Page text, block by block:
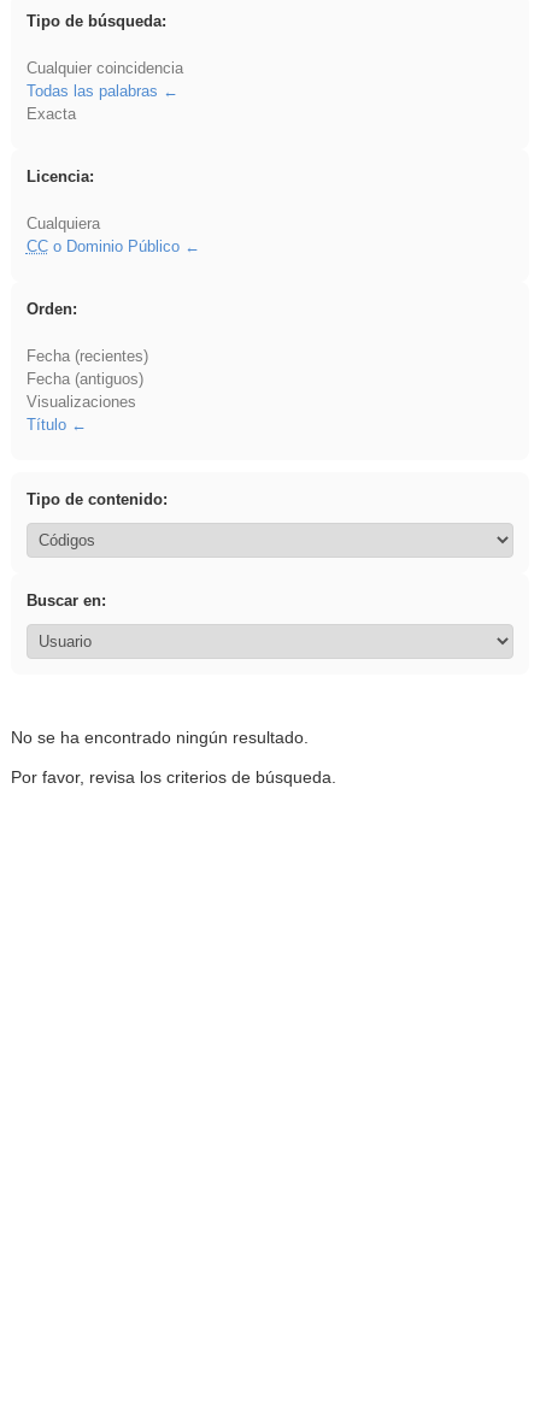
Tipo de búsqueda:
Cualquier coincidencia
Todas las palabras
Exacta
Licencia:
Cualquiera
CCo Dominio Público
Orden:
Fecha (recientes)
Fecha (antiguos)
Visualizaciones
Título
Tipo de contenido:
Buscar en:
No se ha encontrado ningún resultado.
Por favor, revisa los criterios de búsqueda.